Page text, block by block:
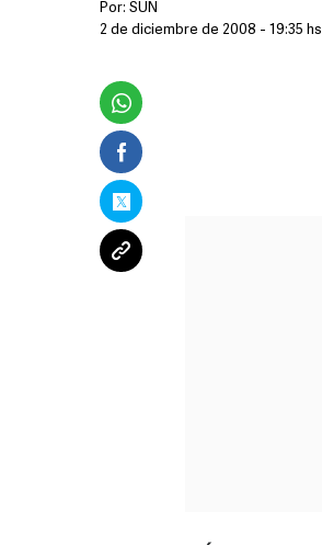
Por: SUN
2 de diciembre de 2008 - 19:35 hs